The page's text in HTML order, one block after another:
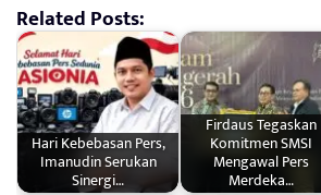
Related Posts:
Hari Kebebasan Pers,
Imanudin Serukan
Sinergi…
Firdaus Tegaskan
Komitmen SMSI
Mengawal Pers
Merdeka…